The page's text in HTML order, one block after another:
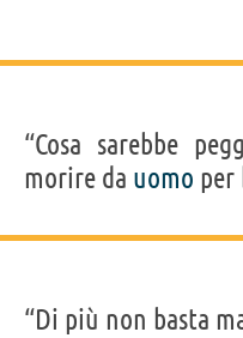
“Cosa sarebbe
morire da uomo per
“Di più non basta